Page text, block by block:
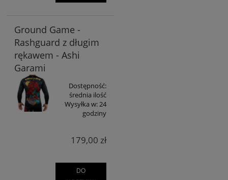
Ground Game -
Rashguard z długim
rękawem - Ashi
Garami
Dostępność:
średnia ilość
Wysyłka w:24
godziny
179,00 zł
DO